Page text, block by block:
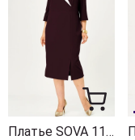
Платье SOVA 11340 бордо